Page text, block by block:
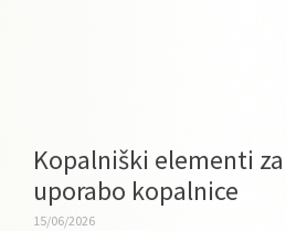
Kopalniški elementi
uporabo kopalnice
15/06/2026